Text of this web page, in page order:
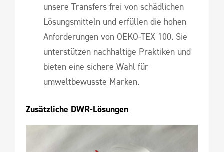
unsere Transfers frei von schädlichen
Lösungsmitteln und erfüllen die hohen
Anforderungen von OEKO-TEX 100. Sie
unterstützen nachhaltige Praktiken und
bieten eine sichere Wahl für
umweltbewusste Marken.
Zusätzliche DWR-Lösungen